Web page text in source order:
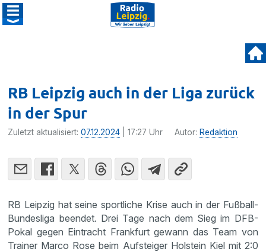
RB Leipzig auch in der Liga zurück
in der Spur
Zuletzt aktualisiert:07.12.2024 | 17:27 Uhr Autor: Redaktion
RB Leipzig hat seine sportliche Krise auch in der Fußball-
Bundesliga beendet. Drei Tage nach dem Sieg im DFB-
Pokal gegen Eintracht Frankfurt gewann das Team von
Trainer Marco Rose beim Aufsteiger Holstein Kiel mit 2:0